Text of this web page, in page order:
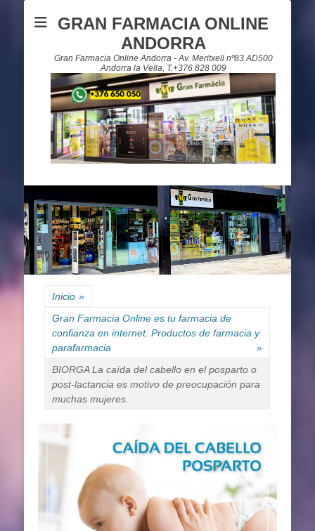
GRAN FARMACIA ONLINE
ANDORRA
Gran Farmacia Online Andorra - Av. Meritxell nº83 AD500
Andorra la Vella, T.+376 828 009
Inicio »
Gran Farmacia Online es tu farmacia de
confianza en internet. Productos de farmacia y
parafarmacia
»
BIORGA La caída del cabello en el posparto o
post-lactancia es motivo de preocupación para
muchas mujeres.